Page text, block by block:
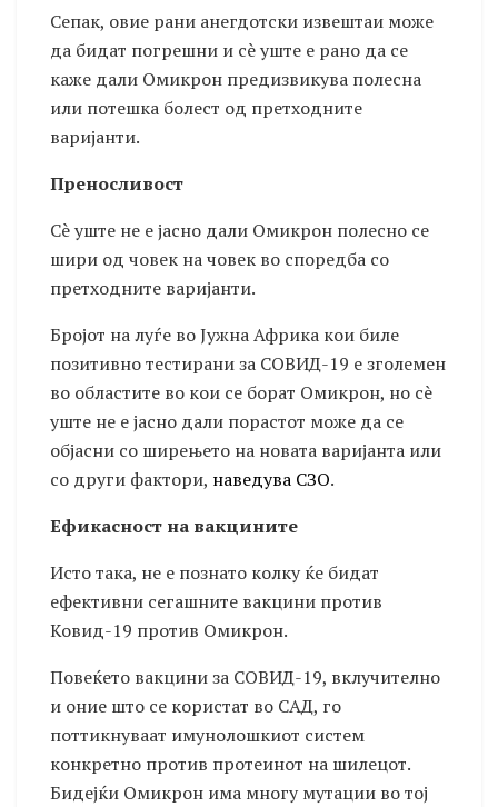
Сепак, овие рани анегдотски извештаи може
да бидат погрешни и сè уште е рано да се
каже дали Омикрон предизвикува полесна
или потешка болест од претходните
варијанти.
Преносливост
Сè уште не е јасно дали Омикрон полесно се
шири од човек на човек во споредба со
претходните варијанти.
Бројот на луѓе во Јужна Африка кои биле
позитивно тестирани за СОВИД-19 е зголемен
во областите во кои се борат Омикрон, но сè
уште не е јасно дали порастот може да се
објасни со ширењето на новата варијанта или
со други фактори, наведува СЗО.
Ефикасност на вакцините
Исто така, не е познато колку ќе бидат
ефективни сегашните вакцини против
Ковид-19 против Омикрон.
Повеќето вакцини за СОВИД-19, вклучително
и оние што се користат во САД, го
поттикнуваат имунолошкиот систем
конкретно против протеинот на шилецот.
Бидејќи Омикрон има многу мутации во тој